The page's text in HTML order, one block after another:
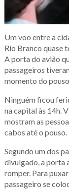
Um voo entre a
Rio Branco quase
A porta do avião
passageiros
momento do
Ninguém ficou
na capital às 14h.
mostram as
cabos até o pouso.
Segundo um dos
divulgado, a porta
romper. Para
passageiro se